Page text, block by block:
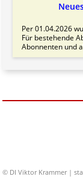
Per 01.04.2026
Für bestehende
Abonnenten und
© DI Viktor Krammer |